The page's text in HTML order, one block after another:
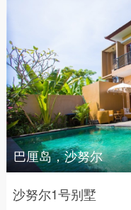
巴厘岛，沙努尔
沙努尔1号别墅